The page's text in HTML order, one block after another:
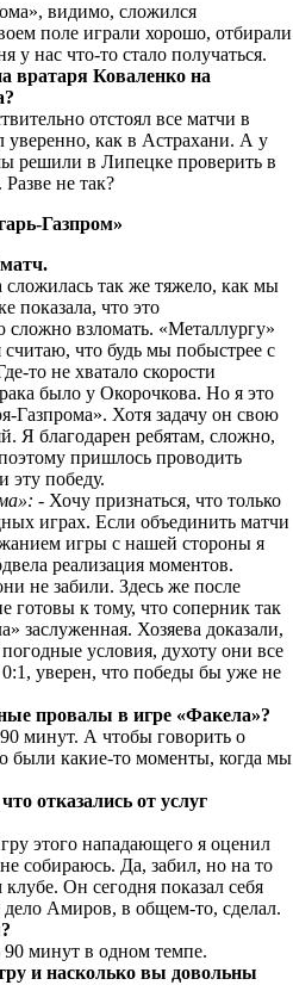
видимо, сложился
поле играли хорошо, отбирали
у нас что-то стало получаться.
вратаря Коваленко на
отстоял все матчи в
уверенно, как в Астрахани. А у
решили в Липецке проверить в
не так?
Газпром»
сложилась так же тяжело, как мы
показала, что это
сложно взломать. «Металлургу»
что будь мы побыстрее с
то не хватало скорости
было у Окорочкова. Но я это
Газпрома». Хотя задачу он свою
Я благодарен ребятам, сложно,
пришлось проводить
эту победу.
- Хочу признаться, что только
играх. Если объединить матчи
игры с нашей стороны я
реализация моментов.
не забили. Здесь же после
готовы к тому, что соперник так
заслуженная. Хозяева доказали,
условия, духоту они все
уверен, что победы бы уже не
провалы в игре «Факела»?
минут. А чтобы говорить о
были какие-то моменты, когда мы
отказались от услуг
этого нападающего я оценил
собираюсь. Да, забил, но на то
Он сегодня показал себя
Амиров, в общем-то, сделал.
минут в одном темпе.
и насколько вы довольны